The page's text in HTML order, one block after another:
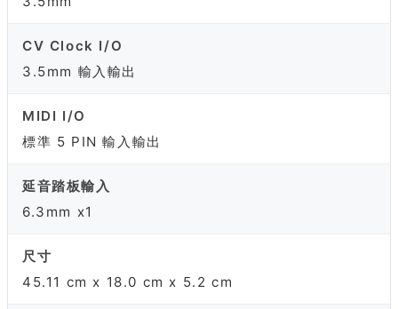
CV Clock I/O
3.5mm 輸入輸出
MIDI I/O
標準 5 PIN 輸入輸出
延音踏板輸入
6.3mm x1
尺寸
45.11 cm x 18.0 cm x 5.2 cm